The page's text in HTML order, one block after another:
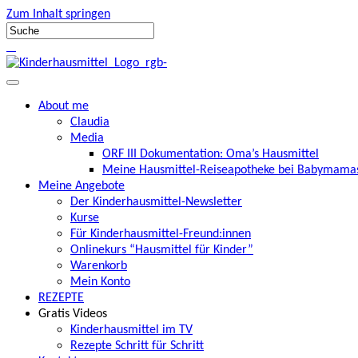
Zum Inhalt springen
About me
Claudia
Media
ORF III Dokumentation: Oma’s Hausmittel
Meine Hausmittel-Reiseapotheke bei
Meine Angebote
Der Kinderhausmittel-Newsletter
Kurse
Für Kinderhausmittel-Freund:innen
Onlinekurs “Hausmittel für Kinder”
Warenkorb
Mein Konto
REZEPTE
Gratis Videos
Kinderhausmittel im TV
Rezepte Schritt für Schritt